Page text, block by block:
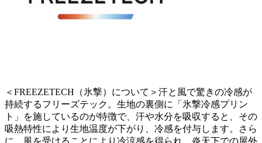
＜FREEZETECH（氷撃）について＞汗と風で驚きの冷感が
持続するフリーズテック。生地の裏側に「氷撃冷感プリン
ト」を施しているのが特徴で、汗や水分を吸収すると、その
吸熱特性により生地温度が下がり、冷感を付与します。さら
に、風を受けることにより冷涼感を得られ、炎天下での屋外